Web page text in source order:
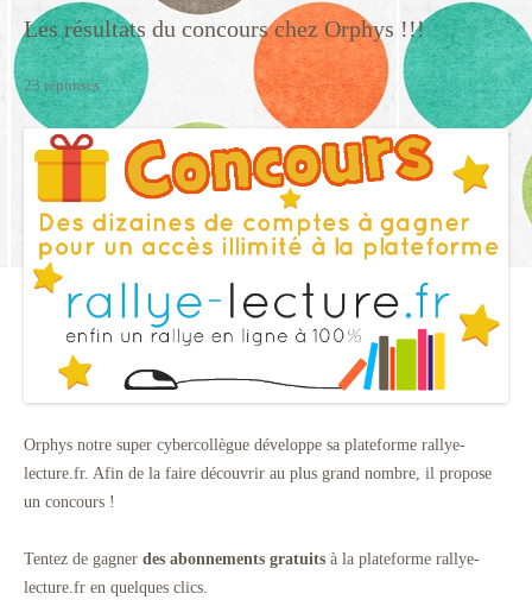
Les résultats du concours chez Orphys !!!
23 réponses
Orphys notre super cybercollègue développe sa plateforme rallye-
lecture.fr. Afin de la faire découvrir au plus grand nombre, il propose
un concours !
Tentez de gagner des abonnements gratuits à la plateforme rallye-
lecture.fr en quelques clics.